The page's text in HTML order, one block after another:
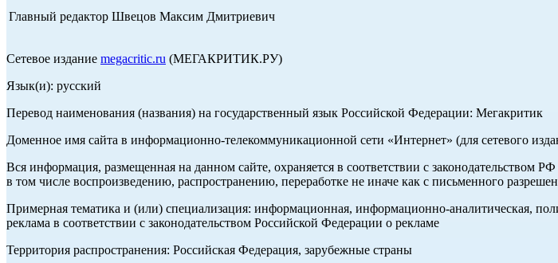
Главный редактор Швецов Максим Дмитриевич
Сетевое издание megacritic.ru (МЕГАКРИТИК.РУ)
Язык(и): русский
Перевод наименования (названия) на государственный язык Российской Федерации: Мегакритик
Доменное имя сайта в информационно-телекоммуникационной сети «Интернет» (для сетевого
Вся информация, размещенная на данном сайте, охраняется в соответствии с
в том числе воспроизведению, распространению, переработке не иначе как с письменного
Примерная тематика и (или) специализация: информационная, информационно-аналитическая,
реклама в соответствии с законодательством Российской Федерации о рекламе
Территория распространения: Российская Федерация, зарубежные страны